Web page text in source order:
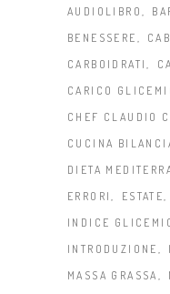
AUDIOLIBRO
BENESSERE
CARBOIDRATI
CARICO
CHEF CLAUDIO
CUCINA
DIETA
ERRORI
ESTATE
INDICE
INTRODUZIONE
MASSA GRASSA